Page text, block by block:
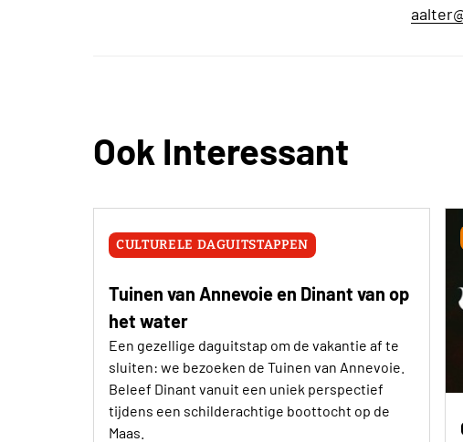
Ook Interessant
CULTURELE DAGUITSTAPPEN
Tuinen van Annevoie en Dinant van op
het water
Een gezellige daguitstap om de vakantie af te
sluiten: we bezoeken de Tuinen van Annevoie.
Beleef Dinant vanuit een uniek perspectief
tijdens een schilderachtige boottocht op de
Maas.